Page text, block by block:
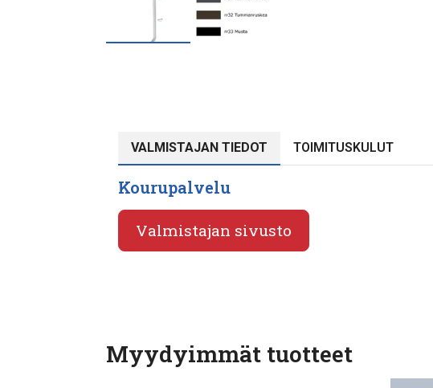
VALMISTAJAN TIEDOT TOIMITUSKULUT
Kourupalvelu
Valmistajan sivusto
Myydyimmät tuotteet